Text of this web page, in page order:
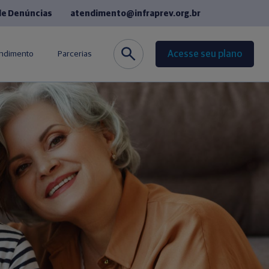
Denúncias atendimento@infraprev.org.br
Fornecedores
Parcerias
Seguros
Cursos de Idiomas
Acesse seu plano